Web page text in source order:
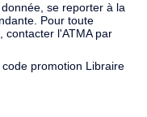
se reporter à la
Pour toute
contacter l'ATMA par
code promotion Libraire